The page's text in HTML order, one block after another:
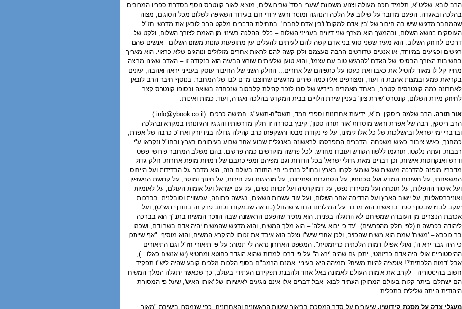
הרב לובאן שליט"א, תלמיד חכם מעולה וצנוע משכונת 'שערי חסד' שבירושלים, מוציא לאור קונטרס נוסף בסדרת ספריו המרובים
בהלכה ובאגדה. הפעם מדובר על שילוב של הלכה והנהגה ומוסר ורגש יהודי חם בעידוד השאיפה לשלום מכל הסוגים, מצוה
שהמחבר מדגיש שיש בה חיבור של 'בין אדם למקום' ו'בין אדם לחברו'. בתחילת הדברים מלקט הרב לובאן את מדרשי חז"ל
העוסקים בנושא השלום, ובהמשך הוא מצרף שני דיונים בענייני השלום – כללי ההלכה בשינוי מן האמת לצורך השלום, ולקט של
דרכים לחיזוק השלום. הוא מעיר ששני סוגי בני אדם קשה להם לעיתים להעלים עין מתופעות שונות משום השלום - אנשים שהם
רגישים ופגיעים במיוחד, או אנשים שדורשים הרבה מעצמם ולכן קשה להם לראות אחרים מזלזלים ונוהגים שלא כראוי. הוא מאריך
בחשיבות הצורך הבסיסי של האדם 'להרגיש טוב עם עצמו', והוא טוען שלעיתים שורש הבעיה הוא בנקודה זו – האדם שאינו מרוצה
מחייו קל לו מאוד להטיל את כאבו ואת כעסו על כתפיהם של אחרים... החלק השני של החיבור עוסק בענייני יראה ואהבה, עיונים
בקריאת שמע ובמצות אהבת ה' ועוד, ומצורפים אליו כמה שירים מרגשים שחוצבו מדם לבו של המחבר. בנוסף חיבר הרב לובאן
לאחרונה כמה קונטרסים קטנים, באחד מאמרים ביידיש של סבו לזכר קהילת קלבסוב שנכחדה בשואה ובסופו קונטרס קצר
לחיזוק מידת השלום, קונטרס 'שירת ציון' בעניין שירת הלויים בבית המקדש בהלכה ואגדה, ועוד. כמות ואיכות.
אור תורה. הרב שלמה ריסקין. ת"א, ידיעות אחרונות וספרי חמד, תשס"ח-תשע"ג. חמישה כרכים. ( info@ybook.co.il
)
הרב ריסקין, רבה של אפרת וראש מוסדות 'אור תורה סטון', קיבץ בסדרה זו חלק מדרשותיו והגיגיו והגיונותיו במקרא ובהלכה
ובדברי ימי ישראל ובהשלכות של כל אלו לימינו, על פי נקודת מבטו והשקפתו כרב קהילה גדולה בניו יורק ואח"כ כרבה של אפרת,
כמחנך, כאיש ציבור וכאיש משפחה. הדברים התפרסמו לראשונה באנגלית שבוע אחר שבוע בעיתונים בארץ ובחו"ל ונקראו ע"י
רבבות, ועתה נלקטו, תורגמו ללשון הקודש ועובדו מחדש. לכל פרשה מוקדשים כמה פרקים, בהם משלב המחבר פירושי פשט
ודרש ואנקדוטות אישיות, וכן דברים מאת גדולי ישראל בכל הדורות וגם מפיהם ומפי כתבם של דמויות מופת אחרות. חלק גדול
מדבריו מופנה להדרכה מעשית של שומעי לקחו בארץ ובחו"ל בנתיבי חיי התורה בעולם הזה; הוא מדבר על הבדידות ועל הייחוס
המשפחתי, על חשיבות המדע ועל סכנותיו, על הסתגרות ופתיחות, על מנהיגות ועל חירות, על חינוך ומוסר, על קדושת הנישואין
ועל איסור ההפלות, על תוכחה ועל מסירות נפש, על דמוקרטיה ועל זכויות נשים, על עם ישראל ועל אומות העולם, על לאומיות
ואוניברסאליות, על יישוב הארץ ועל הרדיפה אחר השלום, ועל עוד עשרות נושאים, בגישה פתוחה, עכשווית וסובלנית. בברכות
יעקב לבניו שבסוף ספר בראשית הוא מדבר על המילניום החדש שהחל (כנראה שבמקורו נכתב פרק זה בחורף תש"ס), ועל
אכזבת הנוצרים מן העובדה שמשיחם לא התגלה בשנית. הוא מזכיר שהפעם הראשונה שבה הוזכר המשיח בתנ"ך הוא בברכה
ליהודה בפרשה זו (לפי חלק מהפרשים): 'עד כי יבוא שילֹה' – הוא מלך המשיח, והוא מדגיש שהמשיח יהיה אדם בשר ודם, ושכמו
בר כוכבא – 'משיח' שמת הוא משיח שהכזיב, ולכן אחרי שיש"ו נצלב הוא איבד את זכותו להיקרא המשיח, והוא מוסיף: "אף שייתכן
כי היה גבר ירא ה', ואולי אפילו דמות הלכתית כריזמטית". המשפט האחרון נראה לי תמוה: על פי תיאורי חז"ל וגם התיאורים
ההיסטוריים אולי היה אדם כריזמטי, יתכן גם שהיה 'ירא ה'' על פי דרכו למרות שהוא הוגדר כחוטא ומחטיא (יש אנשים כאלו...),
אבל 'דמות הלכתית'?! אופציה להיות משיח? תמיהה היא בעיניי. אמנם הרמב"ם בסוף הלכות מלכים קובע שהיה ליש"ו תפקיד
חשוב בהיסטוריה - לקרב את אומות העולם לאמונה באל אחד ולהבנת תפקידם העתידי בעולם, כך שכאשר יתגלה המלך המשיח
הם ישתלבו ביתר קלות בעולם המתוקן העתיד לבוא; אבל דברים אלו אינם נוגעים לאישיותו של 'אותו האיש', שעל פי המסורת
היהודית הייתה שלילית בתכלית.
מעגלי צדק על מסכת קידושין. שיעורים על סדר המסכת בביאור שיטות הראשונים והאחרונים, כפי שנמסרו בישיבת "מאור